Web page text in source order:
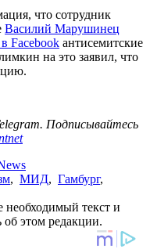
что сотрудник
Василий Марушинец
Facebook антисемитские
на это заявил, что
Подписывайтесь
, МИД, Гамбург,
текст и
этом редакции.